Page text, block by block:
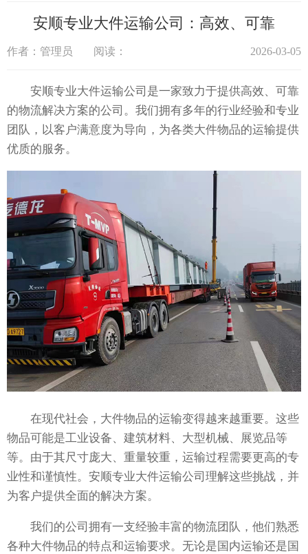
安顺专业大件运输公司：高效、可靠
作者：管理员 阅读： 2026-03-05
安顺专业大件运输公司是一家致力于提供高效、可靠
的物流解决方案的公司。我们拥有多年的行业经验和专业
团队，以客户满意度为导向，为各类大件物品的运输提供
优质的服务。
在现代社会，大件物品的运输变得越来越重要。这些
物品可能是工业设备、建筑材料、大型机械、展览品等
等。由于其尺寸庞大、重量较重，运输过程需要更高的专
业性和谨慎性。安顺专业大件运输公司理解这些挑战，并
为客户提供全面的解决方案。
我们的公司拥有一支经验丰富的物流团队，他们熟悉
各种大件物品的特点和运输要求。无论是国内运输还是国